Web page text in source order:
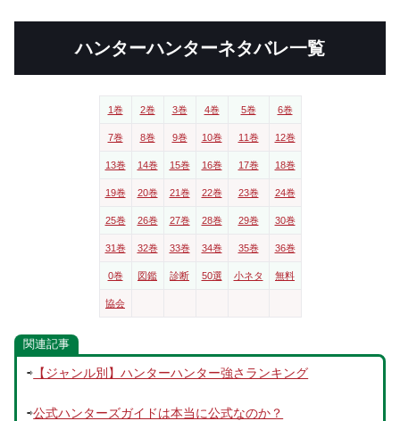
ハンターハンターネタバレ一覧
1巻 2巻 3巻 4巻 5巻 6巻
7巻 8巻 9巻 10巻 11巻 12巻
13巻 14巻 15巻 16巻 17巻 18巻
19巻 20巻 21巻 22巻 23巻 24巻
25巻 26巻 27巻 28巻 29巻 30巻
31巻 32巻 33巻 34巻 35巻 36巻
0巻 図鑑 診断 50選 小ネタ 無料
協会
関連記事
⇨ 【ジャンル別】ハンターハンター強さランキング
⇨公式ハンターズガイドは本当に公式なのか？